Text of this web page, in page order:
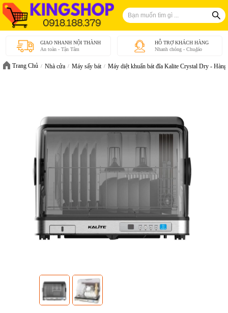
GIAO NHANH NỘI THÀNH
An toàn - Tận Tâm
HỖ TRỢ KHÁCH HÀNG
Nhanh chóng - Chu₫áo
Trang Chủ Nhà cửa Máy sấy bát Máy diệt khuẩn bát đĩa Kalite Crystal Dry - Hàng